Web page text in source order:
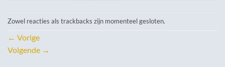
Zowel reacties als trackbacks zijn momenteel gesloten.
← Vorige
Volgende →